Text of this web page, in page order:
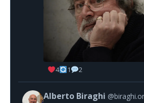
4 1 2
Alberto Biraghi